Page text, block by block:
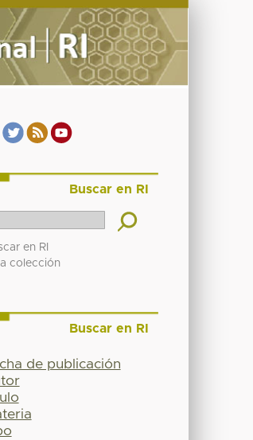
Buscar en RI
en RI
colección
Buscar en RI
de publicación